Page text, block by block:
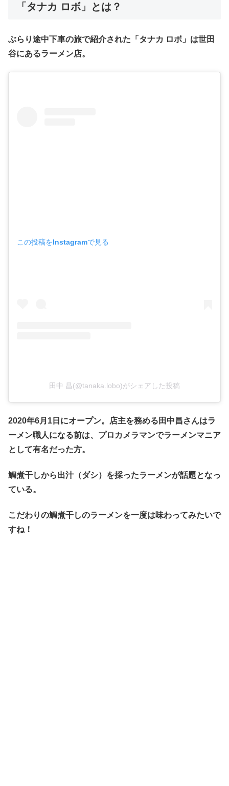
「タナカ ロボ」
とは ？
ぶらり途中下車の旅で紹介された「タナカ ロボ」は世田
谷にあるラーメン店。
この投稿をInstagramで見る
田中 昌(@tanaka.lobo)がシェアした投稿
2020年6月1日にオープン。店主を務める田中昌さんはラ
ーメン職人になる前は、プロカメラマンでラーメンマニア
として有名だった方。
鯛煮干しから出汁（ダシ）を採ったラーメンが話題となっ
ている。
こだわりの鯛煮干しのラーメンを一度は味わってみたいで
すね！